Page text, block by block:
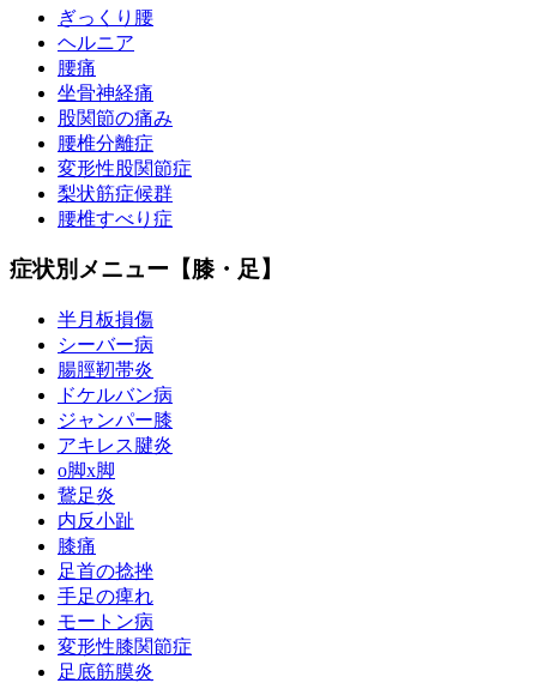
ぎっくり腰
ヘルニア
腰痛
坐骨神経痛
股関節の痛み
腰椎分離症
変形性股関節症
梨状筋症候群
腰椎すべり症
症状別メニュー【膝・足】
半月板損傷
シーバー病
腸脛靭帯炎
ドケルバン病
ジャンパー膝
アキレス腱炎
o脚x脚
鵞足炎
内反小趾
膝痛
足首の捻挫
手足の痺れ
モートン病
変形性膝関節症
足底筋膜炎